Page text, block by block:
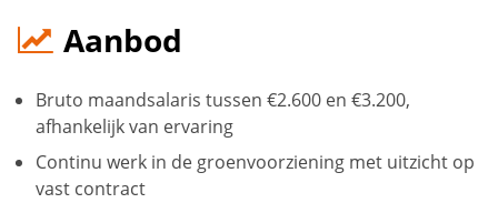
Aanbod
Bruto maandsalaris tussen €2.600 en €3.200,
afhankelijk van ervaring
Continu werk in de groenvoorziening met uitzicht op
vast contract